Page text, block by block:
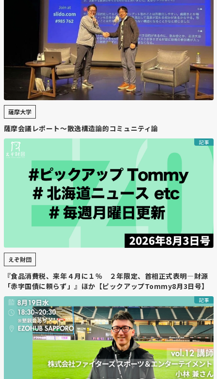
【全国ニュース】【サウナ界のミシュ
ラン】「SAUNACHELIN 2025」発
表！北海道「湯宿だいいち」が第1
位！東京「サウナ東京」、静岡「おち
あいろう」が殿堂入り！
https://love-spo.com/article/topic20251112-
49/#google_vignette
【要約】
SAUNACHELIN 2025 の概要と今年の特徴
11月11日の「ととのえの日」に発表された
「SAUNACHELIN 2025」は、全国の“今行くべき革新的な
サウナ”を選ぶアワード。8年目となる今回は、サウナ文
化を次のステージへと押し上げる施設11選が発表され、
同時にサウナ界へ貢献した個人・企業をたたえる
「Saunner of the Year 2025」も選出された。特に都心・
地方問わず、多様な形のサウナが進化している点が今年の
特徴となっている。
・第1位「湯宿だいいち」や殿堂入り施設の評価ポイント
1位に輝いた北海道の「湯宿だいいち」は、道東の自然・
温泉・サウナが一体となる「境界のない時間」が高く評価
され、“目的地として選ばれるサウナ”という新しい価値を
示した。また、東京の「サウナ東京」が最短で殿堂入り
し、静岡の老舗宿「おちあいろう」も3度目の受賞で殿堂
入りを達成。都市型から文化財建築まで、サウナの多様な
魅力が際立つ結果となった。
薩摩大学
薩摩会議レポート〜散逸構造論的コミュニティ論
記事
えぞ財団
『食品消費税、来年４月に１％ ２年限定、首相正式表明―財源
「赤字国債に頼らず」』ほか【ピックアップTommy8月3日号】
記事